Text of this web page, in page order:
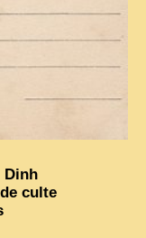
Dinh
culte